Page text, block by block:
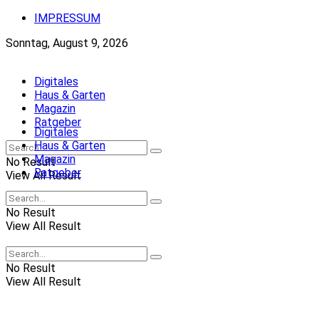
IMPRESSUM
Sonntag, August 9, 2026
Digitales
Haus & Garten
Magazin
Ratgeber
No Result
View All Result
Digitales
Haus & Garten
Magazin
Ratgeber
No Result
View All Result
No Result
View All Result